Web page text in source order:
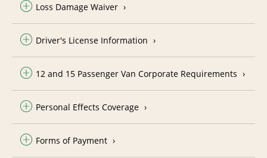
Loss Damage Waiver
Driver's License Information
12 and 15 Passenger Van Corporate Requirements
Personal Effects Coverage
Forms of Payment